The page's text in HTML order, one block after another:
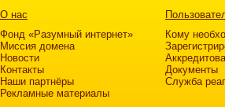
О нас
Фонд «Разумный интернет»
Миссия домена
Новости
Контакты
Наши партнёры
Рекламные материалы
Кому
Документы
Служба